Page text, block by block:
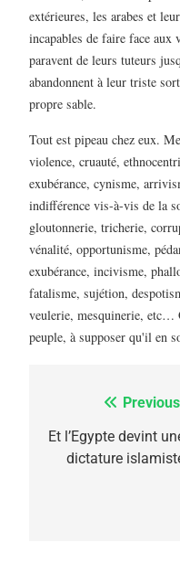
extérieures, les arabes et
incapables de faire face aux
paravent de leurs tuteurs
abandonnent à leur triste
propre sable.
Tout est pipeau chez eux.
violence, cruauté,
exubérance, cynisme,
indifférence vis-à-vis de la
gloutonnerie, tricherie,
vénalité, opportunisme,
exubérance, incivisme,
fatalisme, sujétion,
veulerie, mesquinerie, etc…
peuple, à supposer qu'il en
Navigation
de
Et l’Egypte devint
dictature